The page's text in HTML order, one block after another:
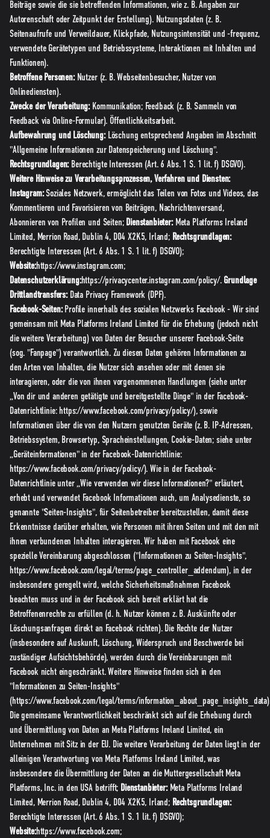
Beiträge sowie die sie betreffenden Informationen, wie z. B. Angaben zur
Autorenschaft oder Zeitpunkt der Erstellung). Nutzungsdaten (z. B.
Seitenaufrufe und Verweildauer, Klickpfade, Nutzungsintensität und -frequenz,
verwendete Gerätetypen und Betriebssysteme, Interaktionen mit Inhalten und
Funktionen).
Betroffene Personen:Nutzer (z. B. Webseitenbesucher, Nutzer von
Onlinediensten).
Zwecke der Verarbeitung:Kommunikation; Feedback (z. B. Sammeln von
Feedback via Online-Formular). Öffentlichkeitsarbeit.
Aufbewahrung und Löschung:Löschung entsprechend Angaben im Abschnitt
"Allgemeine Informationen zur Datenspeicherung und Löschung".
Rechtsgrundlagen:Berechtigte Interessen (Art. 6 Abs. 1 S. 1 lit. f) DSGVO).
Weitere Hinweise zu Verarbeitungsprozessen, Verfahren und Diensten:
Instagram:Soziales Netzwerk, ermöglicht das Teilen von Fotos und Videos, das
Kommentieren und Favorisieren von Beiträgen, Nachrichtenversand,
Abonnieren von Profilen und Seiten; Dienstanbieter:Meta Platforms Ireland
Limited, Merrion Road, Dublin 4, D04 X2K5, Irland; Rechtsgrundlagen:
Berechtigte Interessen (Art. 6 Abs. 1 S. 1 lit. f) DSGVO);
Website:https://www.instagram.com;
Datenschutzerklärung:https://privacycenter.instagram.com/policy/. Grundlage
Drittlandtransfers:Data Privacy Framework (DPF).
Facebook-Seiten: Profile innerhalb des sozialen Netzwerks Facebook - Wir sind
gemeinsam mit Meta Platforms Ireland Limited für die Erhebung (jedoch nicht
die weitere Verarbeitung) von Daten der Besucher unserer Facebook-Seite
(sog. "Fanpage") verantwortlich. Zu diesen Daten gehören Informationen zu
den Arten von Inhalten, die Nutzer sich ansehen oder mit denen sie
interagieren, oder die von ihnen vorgenommenen Handlungen (siehe unter
„Von dir und anderen getätigte und bereitgestellte Dinge" in der Facebook-
Datenrichtlinie: https://www.facebook.com/privacy/policy/), sowie
Informationen über die von den Nutzern genutzten Geräte (z. B. IP-Adressen,
Betriebssystem, Browsertyp, Spracheinstellungen, Cookie-Daten; siehe unter
„Geräteinformationen" in der Facebook-Datenrichtlinie:
https://www.facebook.com/privacy/policy/). Wie in der Facebook-
Datenrichtlinie unter „Wie verwenden wir diese Informationen?" erläutert,
erhebt und verwendet Facebook Informationen auch, um Analysedienste, so
genannte "Seiten-Insights", für Seitenbetreiber bereitzustellen, damit diese
Erkenntnisse darüber erhalten, wie Personen mit ihren Seiten und mit den mit
ihnen verbundenen Inhalten interagieren. Wir haben mit Facebook eine
spezielle Vereinbarung abgeschlossen ("Informationen zu Seiten-Insights",
https://www.facebook.com/legal/terms/page_controller_addendum), in der
insbesondere geregelt wird, welche Sicherheitsmaßnahmen Facebook
beachten muss und in der Facebook sich bereit erklärt hat die
Betroffenenrechte zu erfüllen (d. h. Nutzer können z. B. Auskünfte oder
Löschungsanfragen direkt an Facebook richten). Die Rechte der Nutzer
(insbesondere auf Auskunft, Löschung, Widerspruch und Beschwerde bei
zuständiger Aufsichtsbehörde), werden durch die Vereinbarungen mit
Facebook nicht eingeschränkt. Weitere Hinweise finden sich in den
"Informationen zu Seiten-Insights"
(https://www.facebook.com/legal/terms/information_about_page_insights_data
Die gemeinsame Verantwortlichkeit beschränkt sich auf die Erhebung durch
und Übermittlung von Daten an Meta Platforms Ireland Limited, ein
Unternehmen mit Sitz in der EU. Die weitere Verarbeitung der Daten liegt in der
alleinigen Verantwortung von Meta Platforms Ireland Limited, was
insbesondere die Übermittlung der Daten an die Muttergesellschaft Meta
Platforms, Inc. in den USA betrifft; Dienstanbieter:Meta Platforms Ireland
Limited, Merrion Road, Dublin 4, D04 X2K5, Irland; Rechtsgrundlagen:
Berechtigte Interessen (Art. 6 Abs. 1 S. 1 lit. f) DSGVO);
Website:https://www.facebook.com;